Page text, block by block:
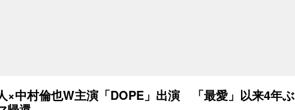
×中村倫也W主演「DOPE」出演 「最愛」以来4年ぶ